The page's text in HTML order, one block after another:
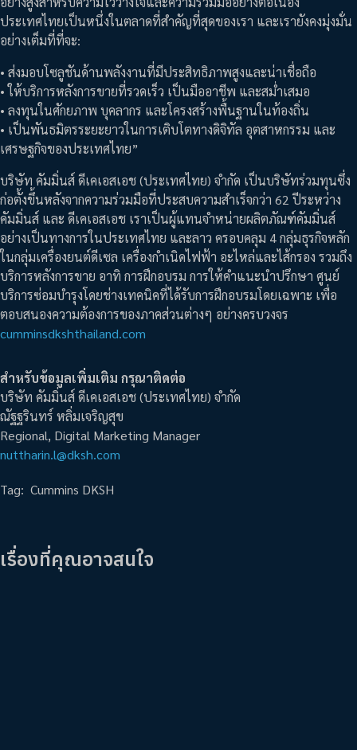
ประเทศไทยเป็นหนึ่งในตลาดที่สำคัญที่สุดของเรา และเรายังคงมุ่งมั่น
อย่างเต็มที่ที่จะ:
• ส่งมอบโซลูชันด้านพลังงานที่มีประสิทธิภาพสูงและน่าเชื่อถือ
• ให้บริการหลังการขายที่รวดเร็ว เป็นมืออาชีพ และสม่ำเสมอ
• ลงทุนในศักยภาพ บุคลากร และโครงสร้างพื้นฐานในท้องถิ่น
• เป็นพันธมิตรระยะยาวในการเติบโตทางดิจิทัล อุตสาหกรรม และ
เศรษฐกิจของประเทศไทย”
บริษัท คัมมิ่นส์ ดีเคเอสเอช (ประเทศไทย) จำกัด เป็นบริษัทร่วมทุนซึ่ง
ก่อตั้งขึ้นหลังจากความร่วมมือที่ประสบความสำเร็จกว่า 62 ปีระหว่าง
คัมมิ่นส์ และ ดีเคเอสเอช เราเป็นผู้แทนจำหน่ายผลิตภัณฑ์คัมมิ่นส์
อย่างเป็นทางการในประเทศไทย และลาว ครอบคลุม 4 กลุ่มธุรกิจหลัก
ในกลุ่มเครื่องยนต์ดีเซล เครื่องกำเนิดไฟฟ้า อะไหล่และไส้กรอง รวมถึง
บริการหลังการขาย อาทิ การฝึกอบรม การให้คำแนะนำปรึกษา ศูนย์
บริการซ่อมบำรุงโดยช่างเทคนิคที่ได้รับการฝึกอบรมโดยเฉพาะ เพื่อ
ตอบสนองความต้องการของภาคส่วนต่างๆ อย่างครบวงจร
cumminsdkshthailand.com
สำหรับข้อมูลเพิ่มเติม กรุณาติดต่อ
บริษัท คัมมิ่นส์ ดีเคเอสเอช (ประเทศไทย) จำกัด
ณัฐฐรินทร์ หลิ่มเจริญสุข
Regional, Digital Marketing Manager
nuttharin.l@dksh.com
Tag: Cummins DKSH
เรื่องที่คุณอาจสนใจ